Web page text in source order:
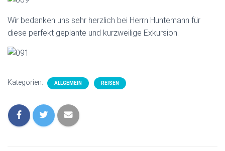
Wir bedanken uns sehr herzlich bei Herrn Huntemann für
diese perfekt geplante und kurzweilige Exkursion.
Kategorien: ALLGEMEIN REISEN